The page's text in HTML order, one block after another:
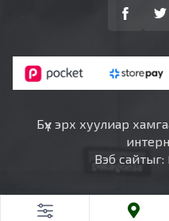
Бүх эрх хуулиар
Вэб сайтыг: